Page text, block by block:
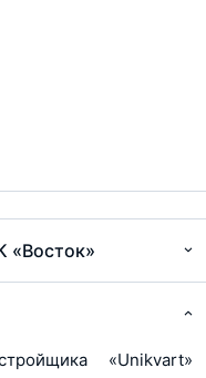
«Восток»
«Unikvart»